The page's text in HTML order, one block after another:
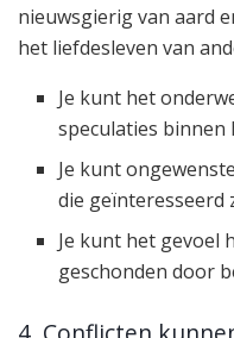
nieuwsgierig van aard
het liefdesleven van
Je kunt het
speculaties binnen
Je kunt
die geïnteresseerd
Je kunt het gevoel
geschonden door